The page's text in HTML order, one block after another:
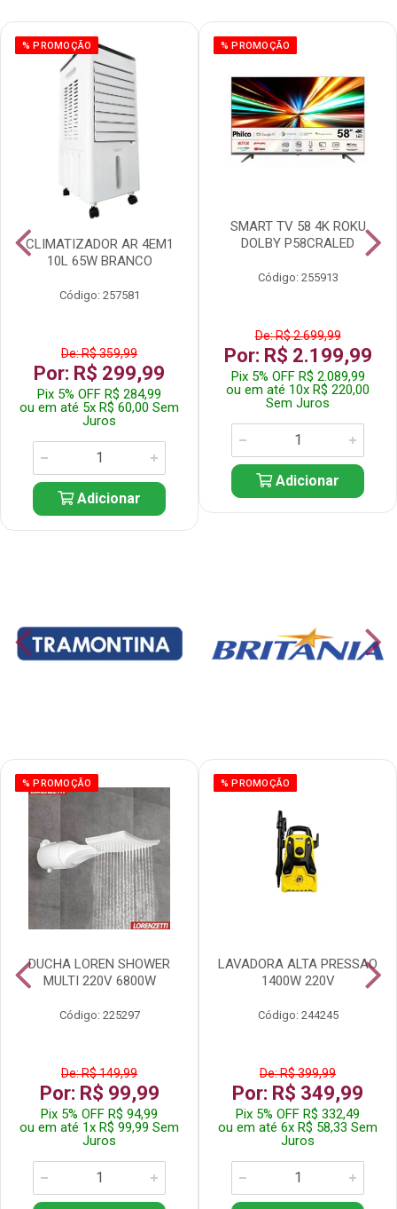
% PROMOÇÃO
CLIMATIZADOR AR 4EM1
10L 65W BRANCO
Código: 257581
De: R$ 359,99
Por: R$ 299,99
Pix 5% OFF R$ 284,99
ou em até 5x R$ 60,00 Sem
Juros
Adicionar
% PROMOÇÃO
SMART TV 58 4K ROKU
DOLBY P58CRALED
Código: 255913
De: R$ 2.699,99
Por: R$ 2.199,99
Pix 5% OFF R$ 2.089,99
ou em até 10x R$ 220,00
Sem Juros
Adicionar
% PROMOÇÃO
DUCHA LOREN SHOWER
MULTI 220V 6800W
Código: 225297
De: R$ 149,99
Por: R$ 99,99
Pix 5% OFF R$ 94,99
ou em até 1x R$ 99,99 Sem
Juros
% PROMOÇÃO
LAVADORA ALTA PRESSAO
1400W 220V
Código: 244245
De: R$ 399,99
Por: R$ 349,99
Pix 5% OFF R$ 332,49
ou em até 6x R$ 58,33 Sem
Juros